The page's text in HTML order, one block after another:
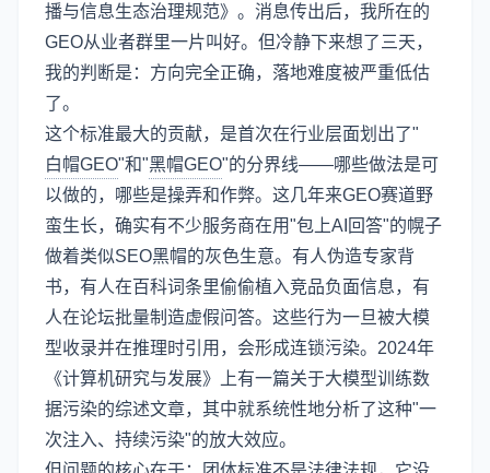
播与信息生态治理规范》。消息传出后，我所在的
GEO从业者群里一片叫好。但冷静下来想了三天，
我的判断是：方向完全正确，落地难度被严重低估
了。
这个标准最大的贡献，是首次在行业层面划出了"
白帽GEO"和"黑帽GEO"的分界线——哪些做法是可
以做的，哪些是操弄和作弊。这几年来GEO赛道野
蛮生长，确实有不少服务商在用"包上AI回答"的幌子
做着类似SEO黑帽的灰色生意。有人伪造专家背
书，有人在百科词条里偷偷植入竞品负面信息，有
人在论坛批量制造虚假问答。这些行为一旦被大模
型收录并在推理时引用，会形成连锁污染。2024年
《计算机研究与发展》上有一篇关于大模型训练数
据污染的综述文章，其中就系统性地分析了这种"一
次注入、持续污染"的放大效应。